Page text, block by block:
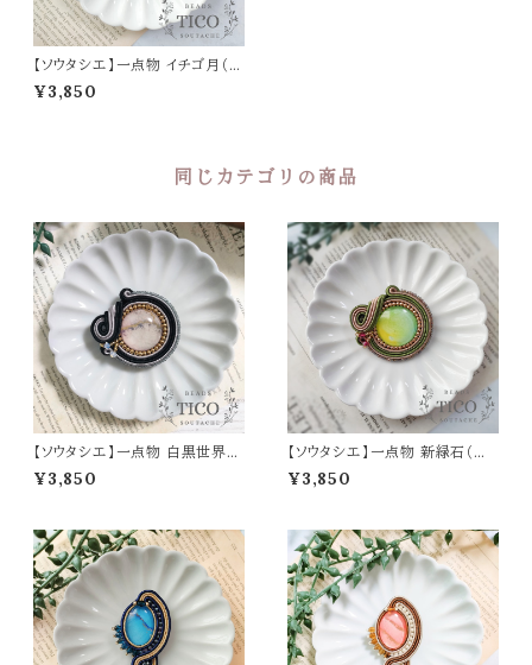
【ソウタシエ】一点物 イチゴ月（ブ
ローチ）母の日 誕生日 プレゼン
ト
¥3,850
同じカテゴリの商品
【ソウタシエ】一点物 白黒世界
灰色（ブローチ）
¥3,850
【ソウタシエ】一点物 新緑石（ブ
ローチ）
¥3,850